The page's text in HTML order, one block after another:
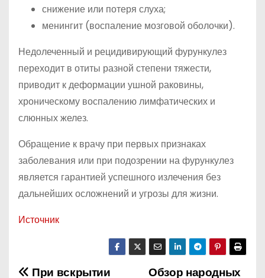
снижение или потеря слуха;
менингит (воспаление мозговой оболочки).
Недолеченный и рецидивирующий фурункулез
переходит в отиты разной степени тяжести,
приводит к деформации ушной раковины,
хроническому воспалению лимфатических и
слюнных желез.
Обращение к врачу при первых признаках
заболевания или при подозрении на фурункулез
является гарантией успешного излечения без
дальнейших осложнений и угрозы для жизни.
Источник
Обзор народных
При вскрытии